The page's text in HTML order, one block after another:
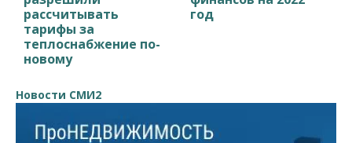
рассчитывать
тарифы за
теплоснабжение по-
новому
год
Новости СМИ2